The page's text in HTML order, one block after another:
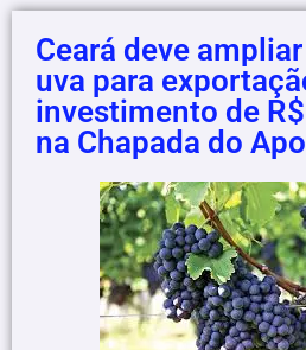
Ceará deve
uva para
investimento de
na Chapada do